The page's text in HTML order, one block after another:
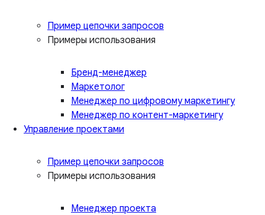
Пример цепочки запросов
Примеры использования
Бренд-менеджер
Маркетолог
Менеджер по цифровому маркетингу
Менеджер по контент-маркетингу
Управление проектами
Пример цепочки запросов
Примеры использования
Менеджер проекта